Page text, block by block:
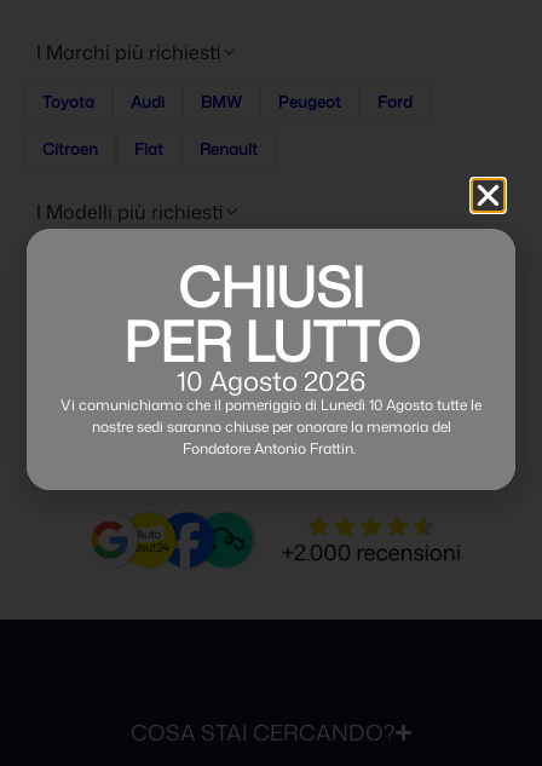
I Marchi più richiesti
Toyota Audi BMW Peugeot Ford
Citroen Fiat Renault
I Modelli più richiesti
Cerca per alimentazione
Cerca per carrozzeria
Cerca per fascia di prezzo
COSA STAI CERCANDO?
CHIUSI
PER LUTTO
10 Agosto 2026
Vi comunichiamo che il pomeriggio di Lunedì 10 Agosto tutte le
nostre sedi saranno chiuse per onorare la memoria del
Fondatore Antonio Frattin.